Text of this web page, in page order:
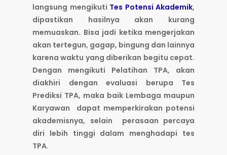
langsung mengikuti Tes Potensi Akademik,
dipastikan hasilnya akan kurang
memuaskan. Bisa jadi ketika mengerjakan
akan tertegun, gagap, bingung dan lainnya
karena waktu yang diberikan begitu cepat.
Dengan mengikuti Pelatihan TPA, akan
diakhiri dengan evaluasi berupa Tes
Prediksi TPA, maka baik Lembaga maupun
Karyawan dapat memperkirakan potensi
akademisnya, selain perasaan percaya
diri lebih tinggi dalam menghadapi tes
TPA.